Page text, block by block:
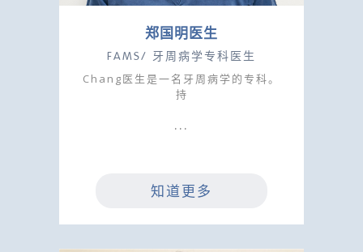
郑国明医生
FAMS/ 牙周病学专科医生
Chang医生是一名牙周病学的专科。
持
知道更多